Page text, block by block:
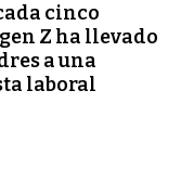
cinco
Z ha llevado
a una
laboral